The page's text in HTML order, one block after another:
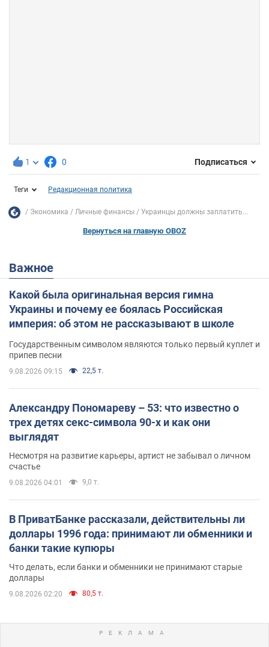
1 0 Подписаться
Теги Редакционная политика
Экономика Личные финансы Украинцы должны заплатить...
Вернуться на главную OBOZ
Важное
Какой была оригинальная версия гимна
Украины и почему ее боялась Российская
империя: об этом не рассказывают в школе
Государственным символом являются только первый куплет и
припев песни
9.08.2026 09:15 22,5 т.
Александру Пономареву – 53: что известно о
трех детях секс-символа 90-х и как они
выглядят
Несмотря на развитие карьеры, артист не забывал о личном
счастье
9.08.2026 04:01 9,0 т.
В ПриватБанке рассказали, действительны ли
доллары 1996 года: принимают ли обменники и
банки такие купюры
Что делать, если банки и обменники не принимают старые
доллары
9.08.2026 02:20 80,5 т.